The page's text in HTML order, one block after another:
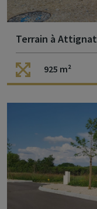
Terrain à Attignat
925 m²